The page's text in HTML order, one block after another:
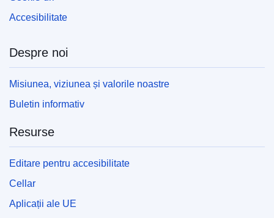
Accesibilitate
Despre noi
Misiunea, viziunea și valorile noastre
Buletin informativ
Resurse
Editare pentru accesibilitate
Cellar
Aplicații ale UE